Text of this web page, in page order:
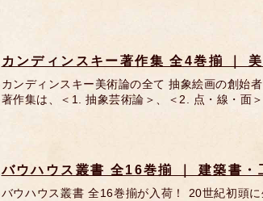
カンディンスキー著作集 全4巻揃 ｜
カンディンスキー美術論の全て 抽象絵画の創始
著作集は、＜1. 抽象芸術論＞、＜2. 点・線・面
バウハウス叢書 全16巻揃 ｜ 建築書・
バウハウス叢書 全16巻揃が入荷！ 20世紀初頭